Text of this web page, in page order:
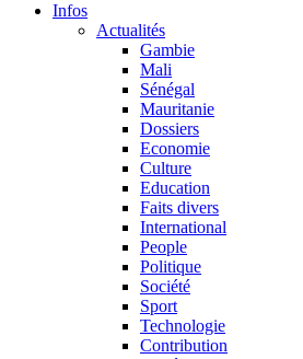
Infos
Actualités
Gambie
Mali
Sénégal
Mauritanie
Dossiers
Economie
Culture
Education
Faits divers
International
People
Politique
Société
Sport
Technologie
Contribution